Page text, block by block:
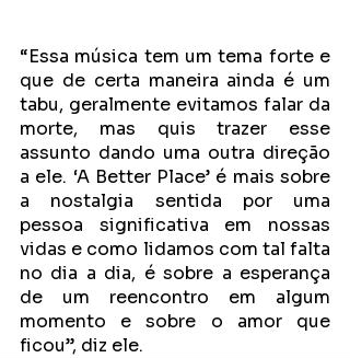
“Essa música tem um tema forte e
que de certa maneira ainda é um
tabu, geralmente evitamos falar da
morte, mas quis trazer esse
assunto dando uma outra direção
a ele. ‘A Better Place’ é mais sobre
a nostalgia sentida por uma
pessoa significativa em nossas
vidas e como lidamos com tal falta
no dia a dia, é sobre a esperança
de um reencontro em algum
momento e sobre o amor que
ficou”, diz ele.